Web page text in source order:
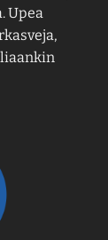
Upea